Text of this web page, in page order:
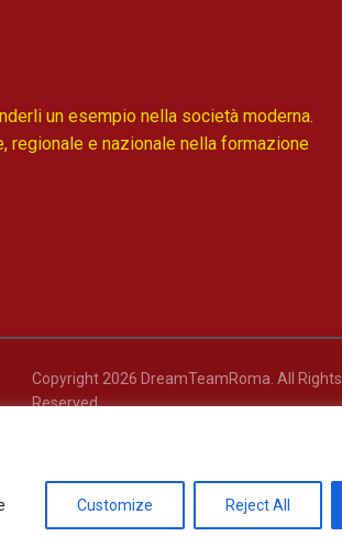
Customize Reject All
un esempio nella società moderna.
regionale e nazionale nella formazione
Copyright 2026 DreamTeamRoma. All Rights
Reserved.